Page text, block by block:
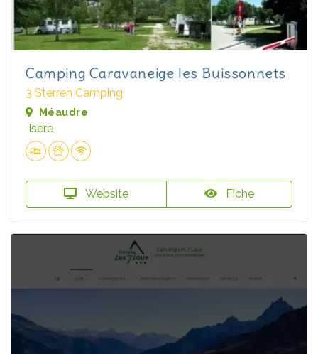
Camping Caravaneige les Buissonnets
3 Sterren Camping
Méaudre
Isère
Website Fiche